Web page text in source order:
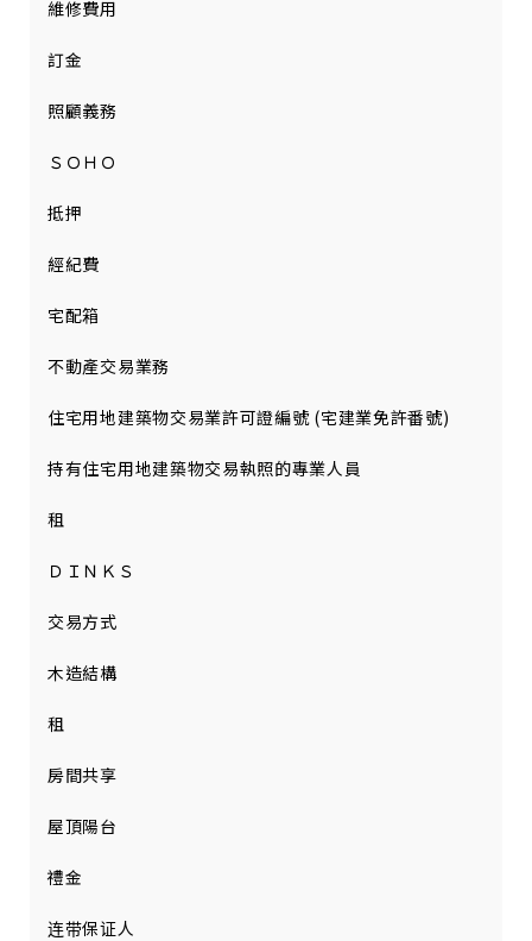
維修費用
訂金
照顧義務
ＳＯＨＯ
抵押
經紀費
宅配箱
不動產交易業務
住宅用地建築物交易業許可證編號 (宅建業免許番號)
持有住宅用地建築物交易執照的專業人員
租
ＤＩＮＫＳ
交易方式
木造結構
租
房間共享
屋頂陽台
禮金
连带保证人